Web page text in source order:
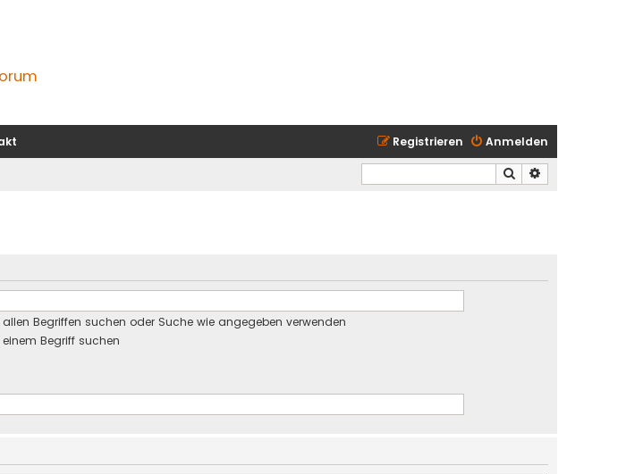
Anmelden
Registrieren
Suche
Begriffen suchen oder Suche wie angegeben verwenden
Begriff suchen